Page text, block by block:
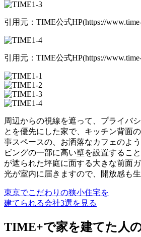
引用元：TIME公式HP(https://
引用元：TIME公式HP(https://
周辺からの視線を遮って、プライバ
とを優先にした家で、キッチン背面
事スペースの、お洒落なカフェのよ
ビングの一部に高い壁を設置するこ
が遮られた坪庭に面する大きな前面
光が室内に届きますので、開放感も生
東京でこだわりの狭小住宅を
建てられる会社3選を見る
TIME+で家を建てた人